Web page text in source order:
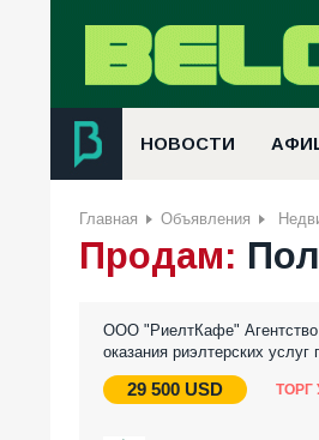
НОВОСТИ
Главная Объявления
Продам:
ООО "РиелтКафе" Агентство
оказания риэлтерских
29 500 USD ТОРГ